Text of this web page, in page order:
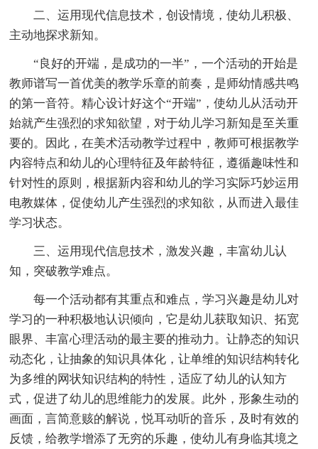
二、运用现代信息技术，创设情境，使幼儿积极、
主动地探求新知。
“良好的开端，是成功的一半”，一个活动的开始是
教师谱写一首优美的教学乐章的前奏，是师幼情感共鸣
的第一音符。精心设计好这个“开端”，使幼儿从活动开
始就产生强烈的求知欲望，对于幼儿学习新知是至关重
要的。因此，在美术活动教学过程中，教师可根据教学
内容特点和幼儿的心理特征及年龄特征，遵循趣味性和
针对性的原则，根据新内容和幼儿的学习实际巧妙运用
电教媒体，促使幼儿产生强烈的求知欲，从而进入最佳
学习状态。
三、运用现代信息技术，激发兴趣，丰富幼儿认
知，突破教学难点。
每一个活动都有其重点和难点，学习兴趣是幼儿对
学习的一种积极地认识倾向，它是幼儿获取知识、拓宽
眼界、丰富心理活动的最主要的推动力。让静态的知识
动态化，让抽象的知识具体化，让单维的知识结构转化
为多维的网状知识结构的特性，适应了幼儿的认知方
式，促进了幼儿的思维能力的发展。此外，形象生动的
画面，言简意赅的解说，悦耳动听的音乐，及时有效的
反馈，给教学增添了无穷的乐趣，使幼儿有身临其境之